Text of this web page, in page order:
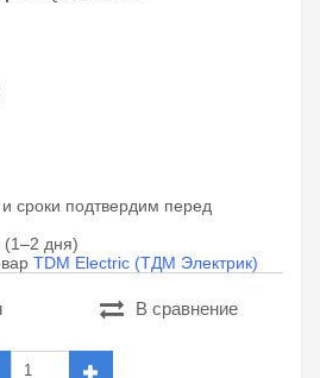
сроки подтвердим перед
(1–2 дня)
TDM Electric (ТДМ Электрик)
В сравнение